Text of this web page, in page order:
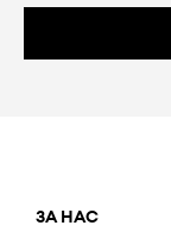
ЗА НАС